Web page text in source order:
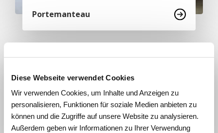
Diese Webseite verwendet Cookies
Wir verwenden Cookies, um Inhalte und Anzeigen zu
personalisieren, Funktionen für soziale Medien anbieten zu
können und die Zugriffe auf unsere Website zu analysieren.
Außerdem geben wir Informationen zu Ihrer Verwendung
Portemanteau